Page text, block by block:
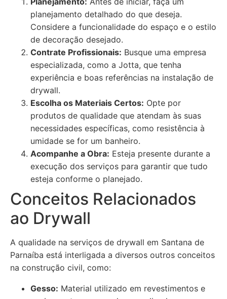
planejamento detalhado do que deseja.
Considere a funcionalidade do espaço e o estilo
de decoração desejado.
Contrate Profissionais: Busque uma empresa
especializada, como a Jotta, que tenha
experiência e boas referências na instalação de
drywall.
Escolha os Materiais Certos: Opte por
produtos de qualidade que atendam às suas
necessidades específicas, como resistência à
umidade se for um banheiro.
Acompanhe a Obra: Esteja presente durante a
execução dos serviços para garantir que tudo
esteja conforme o planejado.
Conceitos Relacionados
ao Drywall
A qualidade na serviços de drywall em Santana de
Parnaíba está interligada a diversos outros conceitos
na construção civil, como:
Gesso: Material utilizado em revestimentos e